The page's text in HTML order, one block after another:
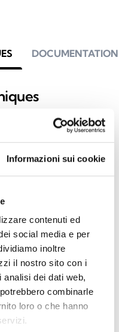
Informazioni sui cookie
contenuti ed
social media e per
inoltre
il nostro sito con i
dei dati web,
combinarle
loro o che hanno
DOCUMENTATION
G